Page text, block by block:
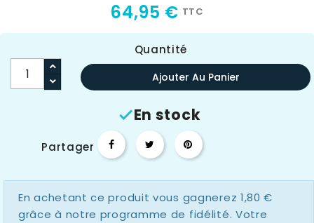
64,95 € TTC
Quantité
Ajouter Au Panier
En stock
Partager
En achetant ce produit vous gagnerez 1,80 €
grâce à notre programme de fidélité. Votre